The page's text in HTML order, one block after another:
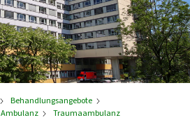
Behandlungsangebote
Ambulanz Traumaambulanz